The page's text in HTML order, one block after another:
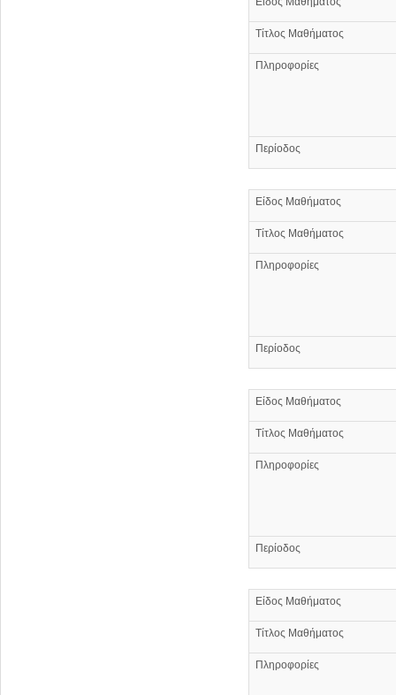
Τίτλος Μαθήματος
Πληροφορίες
Περίοδος
Είδος Μαθήματος
Τίτλος Μαθήματος
Πληροφορίες
Περίοδος
Είδος Μαθήματος
Τίτλος Μαθήματος
Πληροφορίες
Περίοδος
Είδος Μαθήματος
Τίτλος Μαθήματος
Πληροφορίες